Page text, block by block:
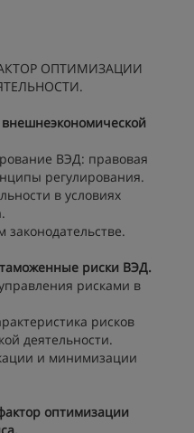
ОПТИМИЗАЦИИ
внешнеэкономической
ВЭД: правовая
регулирования.
в условиях
риски ВЭД.
рисками в
рисков
деятельности.
и минимизации
оптимизации